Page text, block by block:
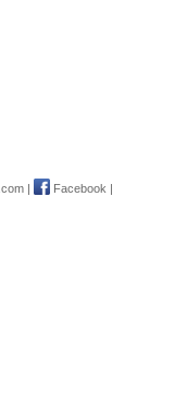
| Facebook |